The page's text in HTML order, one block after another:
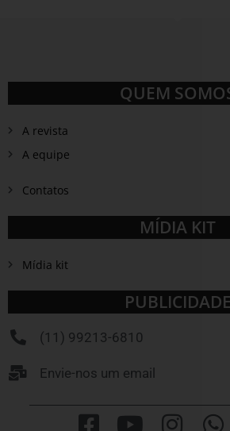
QUEM
A revista
A equipe
Contatos
MÍDIA KIT
Mídia kit
PUBLICIDADE
(11) 99213-6810
Envie-nos um email